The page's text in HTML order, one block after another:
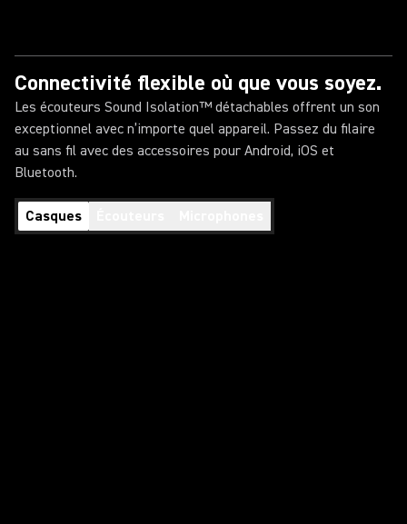
Connectivité flexible où que vous soyez.
Les écouteurs Sound Isolation™ détachables offrent un son
exceptionnel avec n’importe quel appareil. Passez du filaire
au sans fil avec des accessoires pour Android, iOS et
Bluetooth.
Casques